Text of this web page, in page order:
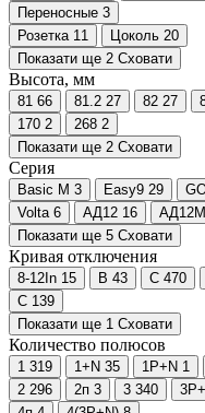
Переносные 3
Розетка 11 Цоколь 20
Показати ще 2 Сховати
Высота, мм
81 66 81.2 27 82 27
170 2 268 2
Показати ще 2 Сховати
Серия
Basic M 3 Easy9 29
Volta 6 АД12 16 АД12М
Показати ще 5 Сховати
Кривая отключения
8-12In 15 B 43 C 470
С 139
Показати ще 1 Сховати
Количество полюсов
1 319 1+N 35 1P+N 1
2 296 2п 3 3 340